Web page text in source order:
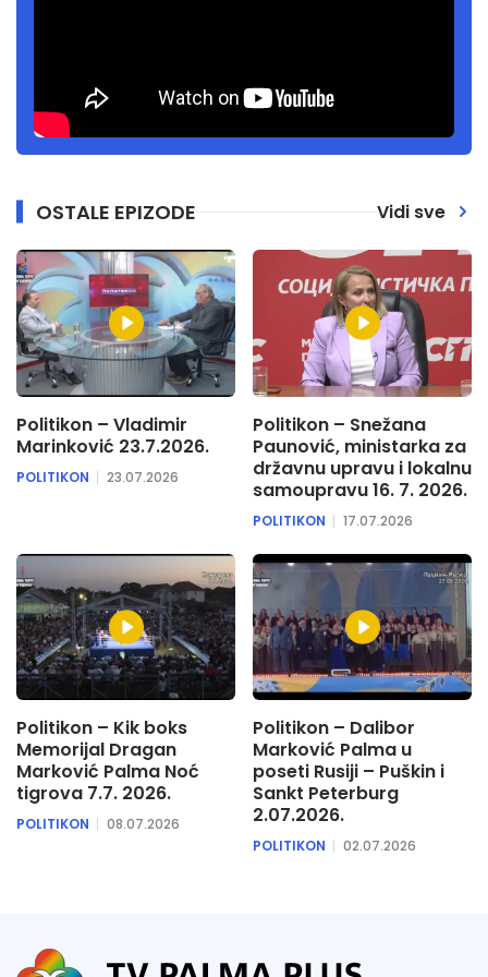
OSTALE EPIZODE Vidi sve
Politikon – Vladimir
Marinković 23.7.2026.
POLITIKON 23.07.2026
Politikon – Snežana
Paunović, ministarka za
državnu upravu i lokalnu
samoupravu 16. 7. 2026.
POLITIKON 17.07.2026
Politikon – Kik boks
Memorijal Dragan
Marković Palma Noć
tigrova 7.7. 2026.
POLITIKON 08.07.2026
Politikon – Dalibor
Marković Palma u
poseti Rusiji – Puškin i
Sankt Peterburg
2.07.2026.
POLITIKON 02.07.2026